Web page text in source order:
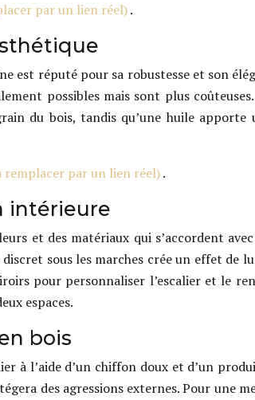
par un lien réel).
est réputé pour sa robustesse et son
possibles mais sont plus
du bois, tandis qu’une huile
remplacer par un lien réel).
intérieure
et des matériaux qui s’accordent
sous les marches crée un effet de
pour personnaliser l’escalier et le
espaces.
bois
à l’aide d’un chiffon doux et d’un
des agressions externes. Pour une